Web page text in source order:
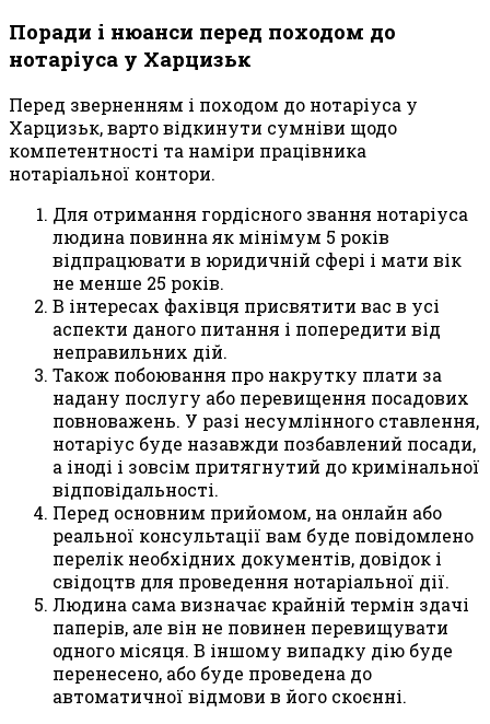
Поради і нюанси перед походом до
нотаріуса у Харцизьк
Перед зверненням і походом до нотаріуса у
Харцизьк, варто відкинути сумніви щодо
компетентності та наміри працівника
нотаріальної контори.
Для отримання гордісного звання нотаріуса
людина повинна як мінімум 5 років
відпрацювати в юридичній сфері і мати вік
не менше 25 років.
В інтересах фахівця присвятити вас в усі
аспекти даного питання і попередити від
неправильних дій.
Також побоювання про накрутку плати за
надану послугу або перевищення посадових
повноважень. У разі несумлінного ставлення,
нотаріус буде назавжди позбавлений посади,
а іноді і зовсім притягнутий до кримінальної
відповідальності.
Перед основним прийомом, на онлайн або
реальної консультації вам буде повідомлено
перелік необхідних документів, довідок і
свідоцтв для проведення нотаріальної дії.
Людина сама визначає крайній термін здачі
паперів, але він не повинен перевищувати
одного місяця. В іншому випадку дію буде
перенесено, або буде проведена до
автоматичної відмови в його скоєнні.